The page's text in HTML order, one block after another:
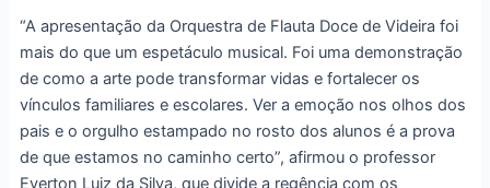
“A apresentação da Orquestra de Flauta Doce de Videira foi
mais do que um espetáculo musical. Foi uma demonstração
de como a arte pode transformar vidas e fortalecer os
vínculos familiares e escolares. Ver a emoção nos olhos dos
pais e o orgulho estampado no rosto dos alunos é a prova
de que estamos no caminho certo”, afirmou o professor
Everton Luiz da Silva, que divide a regência com os